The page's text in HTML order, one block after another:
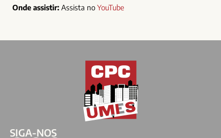
Onde assistir: Assista no YouTube
SIGA-NOS